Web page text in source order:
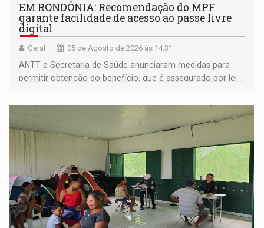
EM RONDÔNIA: Recomendação do MPF
garante facilidade de acesso ao passe livre
digital
Geral 05 de Agosto de 2026 às 14:31
ANTT e Secretaria de Saúde anunciaram medidas para
permitir obtenção do benefício, que é assegurado por lei